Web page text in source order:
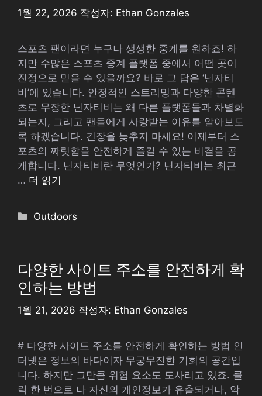
1월 22, 2026 작성자: Ethan Gonzales
스포츠 팬이라면 누구나 생생한 중계를 원하죠! 하
지만 수많은 스포츠 중계 플랫폼 중에서 어떤 곳이
진정으로 믿을 수 있을까요? 바로 그 답은 ‘닌자티
비’에 있습니다. 안정적인 스트리밍과 다양한 콘텐
츠로 무장한 닌자티비는 왜 다른 플랫폼들과 차별화
되는지, 그리고 팬들에게 사랑받는 이유를 알아보도
록 하겠습니다. 긴장을 늦추지 마세요! 이제부터 스
포츠의 짜릿함을 안전하게 즐길 수 있는 비결을 공
개합니다. 닌자티비란 무엇인가? 닌자티비는 최근
… 더 읽기
카
Outdoors
다양한 사이트 주소를 안전하게 확
인하는 방법
1월 21, 2026 작성자: Ethan Gonzales
# 다양한 사이트 주소를 안전하게 확인하는 방법 인
터넷은 정보의 바다이자 무궁무진한 기회의 공간입
니다. 하지만 그만큼 위험 요소도 도사리고 있죠. 클
릭 한 번으로 나 자신의 개인정보가 유출되거나, 악